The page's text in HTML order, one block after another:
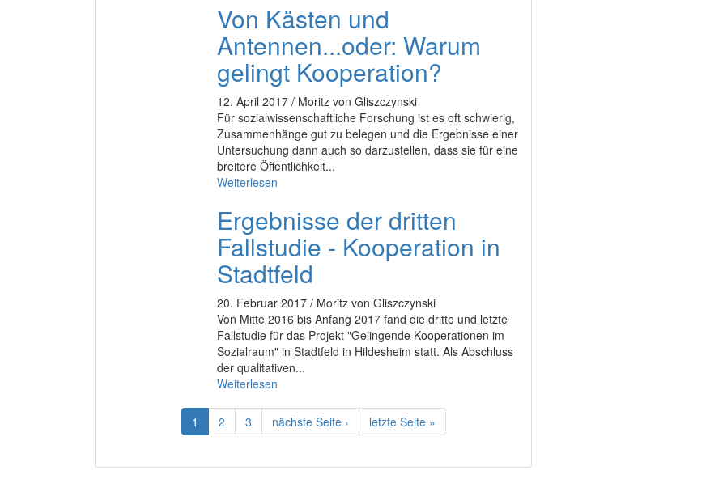
Von Kästen und
Antennen...oder: Warum
gelingt Kooperation?
12. April 2017 / Moritz von Gliszczynski
Für sozialwissenschaftliche Forschung ist es oft schwierig,
Zusammenhänge gut zu belegen und die Ergebnisse einer
Untersuchung dann auch so darzustellen, dass sie für eine
breitere Öffentlichkeit...
Weiterlesen
Ergebnisse der dritten
Fallstudie - Kooperation in
Stadtfeld
20. Februar 2017 / Moritz von Gliszczynski
Von Mitte 2016 bis Anfang 2017 fand die dritte und letzte
Fallstudie für das Projekt "Gelingende Kooperationen im
Sozialraum" in Stadtfeld in Hildesheim statt. Als Abschluss
der qualitativen...
Weiterlesen
1 2 3 nächste Seite › letzte Seite »